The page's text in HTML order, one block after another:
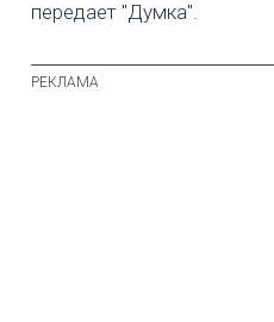
передает "Думка".